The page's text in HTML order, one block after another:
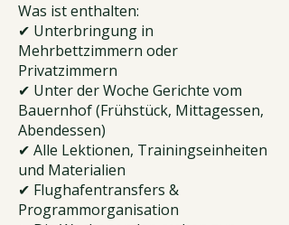
Was ist enthalten:
✔ Unterbringung in
Mehrbettzimmern oder
Privatzimmern
✔ Unter der Woche Gerichte vom
Bauernhof (Frühstück, Mittagessen,
Abendessen)
✔ Alle Lektionen, Trainingseinheiten
und Materialien
✔ Flughafentransfers &
Programmorganisation